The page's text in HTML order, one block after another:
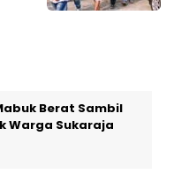
Berat Sambil
Warga Sukaraja